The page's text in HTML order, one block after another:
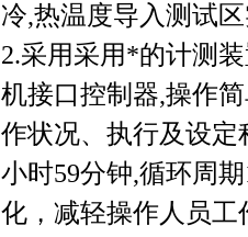
冷,热温度导入测试
2.采用采用*的计测
机接口控制器,操作
作状况、执行及设定
小时59分钟,循环周
化，减轻操作人员